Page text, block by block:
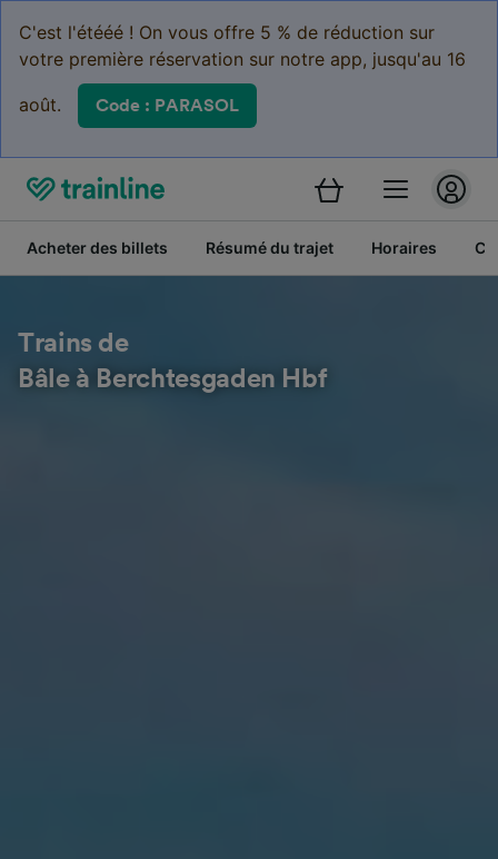
C'est l'étééé ! On vous offre 5 % de réduction sur
votre première réservation sur notre app, jusqu'au 16
août. Code : PARASOL
Acheter des billets Résumé du trajet Horaires
Trains de
Bâle à Berchtesgaden Hbf